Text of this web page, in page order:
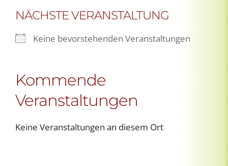
NÄCHSTE VERANSTALTUNG
Keine bevorstehenden Veranstaltungen
Kommende
Veranstaltungen
Keine Veranstaltungen an diesem Ort